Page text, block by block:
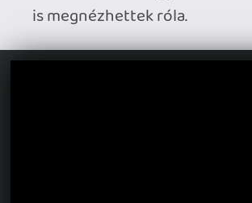
A Behaviour tulajdonába kerül a The
Fun Pimps.A stúdió komoly sikereket ért
el a 7 Days to Die révén, szeretnének